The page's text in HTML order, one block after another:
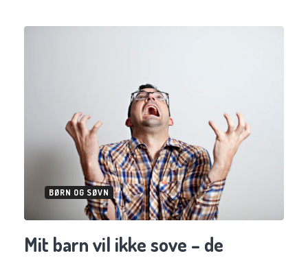
BØRN OG SØVN
Mit barn vil ikke sove – de